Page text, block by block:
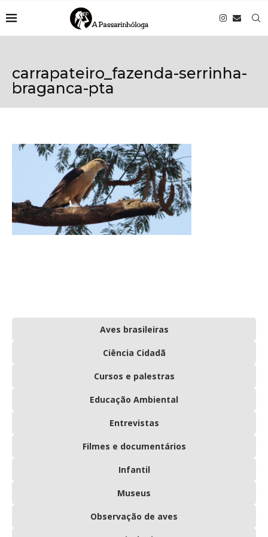
carrapateiro_fazenda-serrinha-
braganca-pta
Aves brasileiras
Ciência Cidadã
Cursos e palestras
Educação Ambiental
Entrevistas
Filmes e documentários
Infantil
Museus
Observação de aves